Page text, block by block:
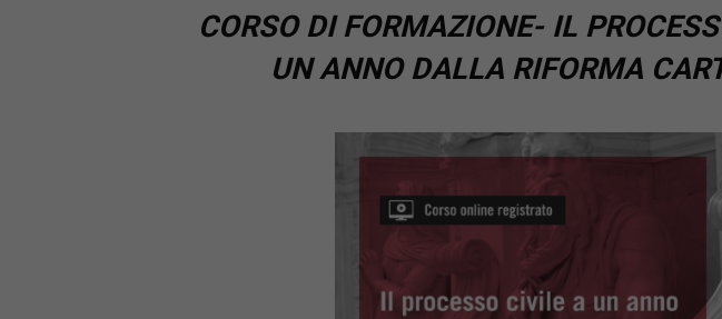
CORSO DI FORMAZIONE- IL
UN ANNO DALLA RIFORMA